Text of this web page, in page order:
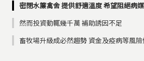
密閉水簾禽舍 提供舒適溫度 希望阻絕病
然而投資動輒幾千萬 補助誘因不足
畜牧場升級成必然趨勢 資金及疫病等風